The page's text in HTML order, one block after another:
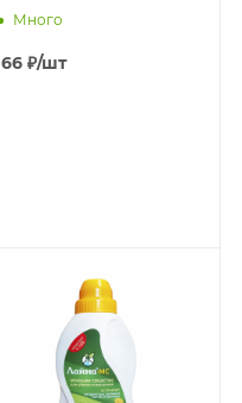
20саше
Много
66 ₽/шт